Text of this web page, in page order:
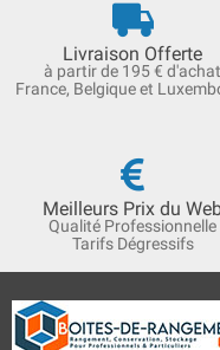
Livraison Offerte
à partir de 195 € d'achat
France, Belgique et
Meilleurs Prix du
Qualité Professionnelle
Tarifs Dégressifs